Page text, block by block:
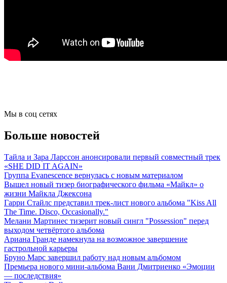
Мы в соц сетях
Больше новостей
Тайла и Зара Ларссон анонсировали первый совместный трек
«SHE DID IT AGAIN»
Группа Evanescence вернулась с новым материалом
Вышел новый тизер биографического фильма «Майкл» о
жизни Майкла Джексона
Гарри Стайлс представил трек-лист нового альбома "Kiss All
The Time. Disco, Occasionally."
Мелани Мартинес тизерит новый сингл "Possession" перед
выходом четвёртого альбома
Ариана Гранде намекнула на возможное завершение
гастрольной карьеры
Бруно Марс завершил работу над новым альбомом
Премьера нового мини-альбома Вани Дмитриенко «Эмоции
— последствия»